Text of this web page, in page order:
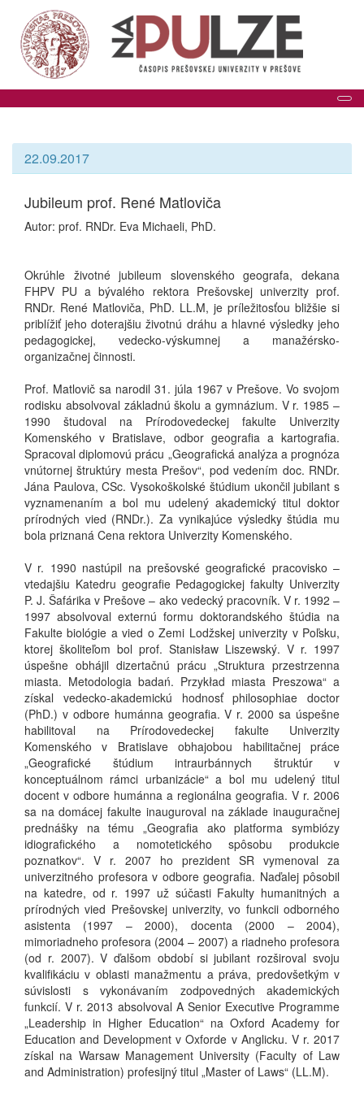
22.09.2017
Jubileum prof. René Matloviča
Autor: prof. RNDr. Eva Michaeli, PhD.
Okrúhle životné jubileum slovenského geografa, dekana
FHPV PU a bývalého rektora Prešovskej univerzity prof.
RNDr. René Matloviča, PhD. LL.M, je príležitosťou bližšie si
priblížiť jeho doterajšiu životnú dráhu a hlavné výsledky jeho
pedagogickej, vedecko-výskumnej a manažérsko-
organizačnej činnosti.
Prof. Matlovič sa narodil 31. júla 1967 v Prešove. Vo svojom
rodisku absolvoval základnú školu a gymnázium. V r. 1985 –
1990 študoval na Prírodovedeckej fakulte Univerzity
Komenského v Bratislave, odbor geografia a kartografia.
Spracoval diplomovú prácu „Geografická analýza a prognóza
vnútornej štruktúry mesta Prešov“, pod vedením doc. RNDr.
Jána Paulova, CSc. Vysokoškolské štúdium ukončil jubilant s
vyznamenaním a bol mu udelený akademický titul doktor
prírodných vied (RNDr.). Za vynikajúce výsledky štúdia mu
bola priznaná Cena rektora Univerzity Komenského.
V r. 1990 nastúpil na prešovské geografické pracovisko –
vtedajšiu Katedru geografie Pedagogickej fakulty Univerzity
P. J. Šafárika v Prešove – ako vedecký pracovník. V r. 1992 –
1997 absolvoval externú formu doktorandského štúdia na
Fakulte biológie a vied o Zemi Lodžskej univerzity v Poľsku,
ktorej školiteľom bol prof. Stanisław Liszewský. V r. 1997
úspešne obhájil dizertačnú prácu „Struktura przestrzenna
miasta. Metodologia badań. Przykład miasta Preszowa“ a
získal vedecko-akademickú hodnosť philosophiae doctor
(PhD.) v odbore humánna geografia. V r. 2000 sa úspešne
habilitoval na Prírodovedeckej fakulte Univerzity
Komenského v Bratislave obhajobou habilitačnej práce
„Geografické štúdium intraurbánnych štruktúr v
konceptuálnom rámci urbanizácie“ a bol mu udelený titul
docent v odbore humánna a regionálna geografia. V r. 2006
sa na domácej fakulte inauguroval na základe inauguračnej
prednášky na tému „Geografia ako platforma symbiózy
idiografického a nomotetického spôsobu produkcie
poznatkov“. V r. 2007 ho prezident SR vymenoval za
univerzitného profesora v odbore geografia. Naďalej pôsobil
na katedre, od r. 1997 už súčasti Fakulty humanitných a
prírodných vied Prešovskej univerzity, vo funkcii odborného
asistenta (1997 – 2000), docenta (2000 – 2004),
mimoriadneho profesora (2004 – 2007) a riadneho profesora
(od r. 2007). V ďalšom období si jubilant rozširoval svoju
kvalifikáciu v oblasti manažmentu a práva, predovšetkým v
súvislosti s vykonávaním zodpovedných akademických
funkcií. V r. 2013 absolvoval A Senior Executive Programme
„Leadership in Higher Education“ na Oxford Academy for
Education and Development v Oxforde v Anglicku. V r. 2017
získal na Warsaw Management University (Faculty of Law
and Administration) profesijný titul „Master of Laws“ (LL.M).